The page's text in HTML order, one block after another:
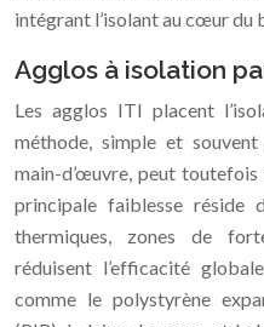
intégrant l’isolant au cœur du
Agglos à isolation
Les agglos ITI placent
méthode, simple et
main-d’œuvre, peut toutefois
principale faiblesse réside
thermiques, zones de
réduisent l’efficacité
comme le polystyrène